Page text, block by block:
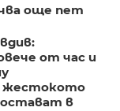
още пет
от час и
жестокото
в